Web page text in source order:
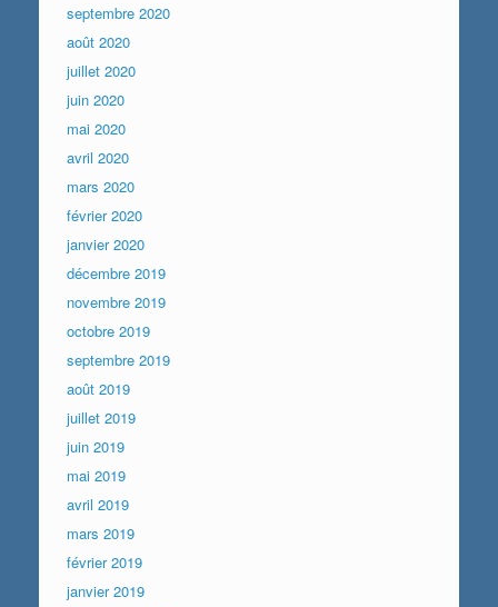
septembre 2020
août 2020
juillet 2020
juin 2020
mai 2020
avril 2020
mars 2020
février 2020
janvier 2020
décembre 2019
novembre 2019
octobre 2019
septembre 2019
août 2019
juillet 2019
juin 2019
mai 2019
avril 2019
mars 2019
février 2019
janvier 2019